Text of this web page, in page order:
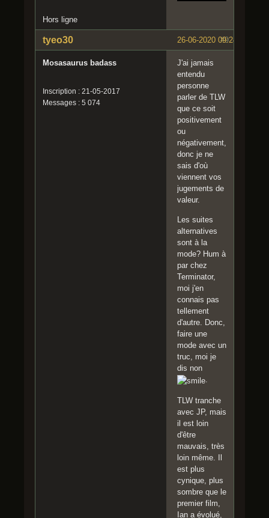
Hors ligne
#9
26-06-2020 09:24:52
tyeo30
Mosasaurus badass
Inscription : 21-05-2017
Messages : 5 074
J'ai jamais
entendu
personne
parler de TLW
que ce soit
positivement
ou
négativement,
donc je ne
sais d'où
viennent vos
jugements de
valeur.
Les suites
alternatives
sont à la
mode? Hum à
par chez
Terminator,
moi j'en
connais pas
tellement
d'autre. Donc,
faire une
mode avec un
truc, moi je
dis non
.
TLW tranche
avec JP, mais
il est loin
d'être
mauvais, très
loin même. Il
est plus
cynique, plus
sombre que le
premier film,
Ian a évolué,